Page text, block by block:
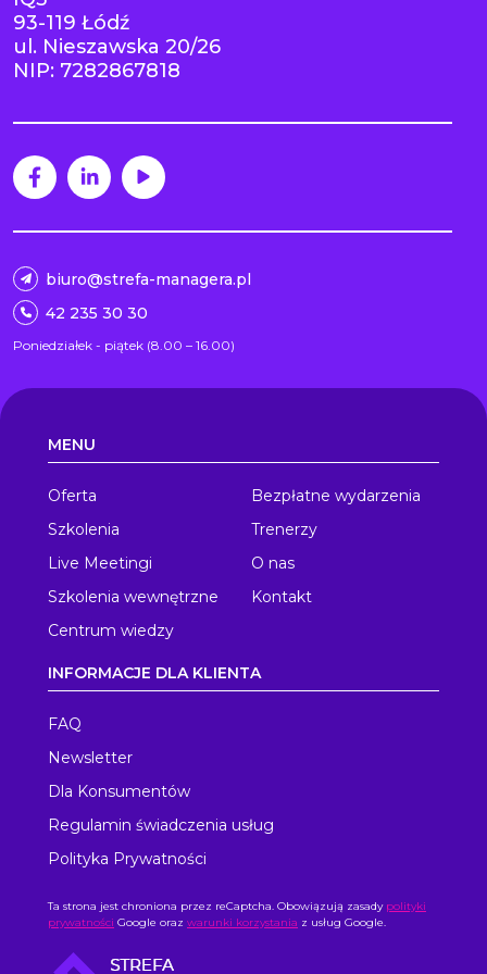
93-119 Łódź
ul. Nieszawska 20/26
NIP: 7282867818
biuro@strefa-managera.pl
42 235 30 30
Poniedziałek - piątek (8.00 – 16.00)
MENU
Oferta
Szkolenia
Live Meetingi
Szkolenia wewnętrzne
Centrum wiedzy
Bezpłatne wydarzenia
Trenerzy
O nas
Kontakt
INFORMACJE DLA KLIENTA
FAQ
Newsletter
Dla Konsumentów
Regulamin świadczenia usług
Polityka Prywatności
Ta strona jest chroniona przez reCaptcha. Obowiązują zasady polityki
prywatności Google oraz warunki korzystania z usług Google.